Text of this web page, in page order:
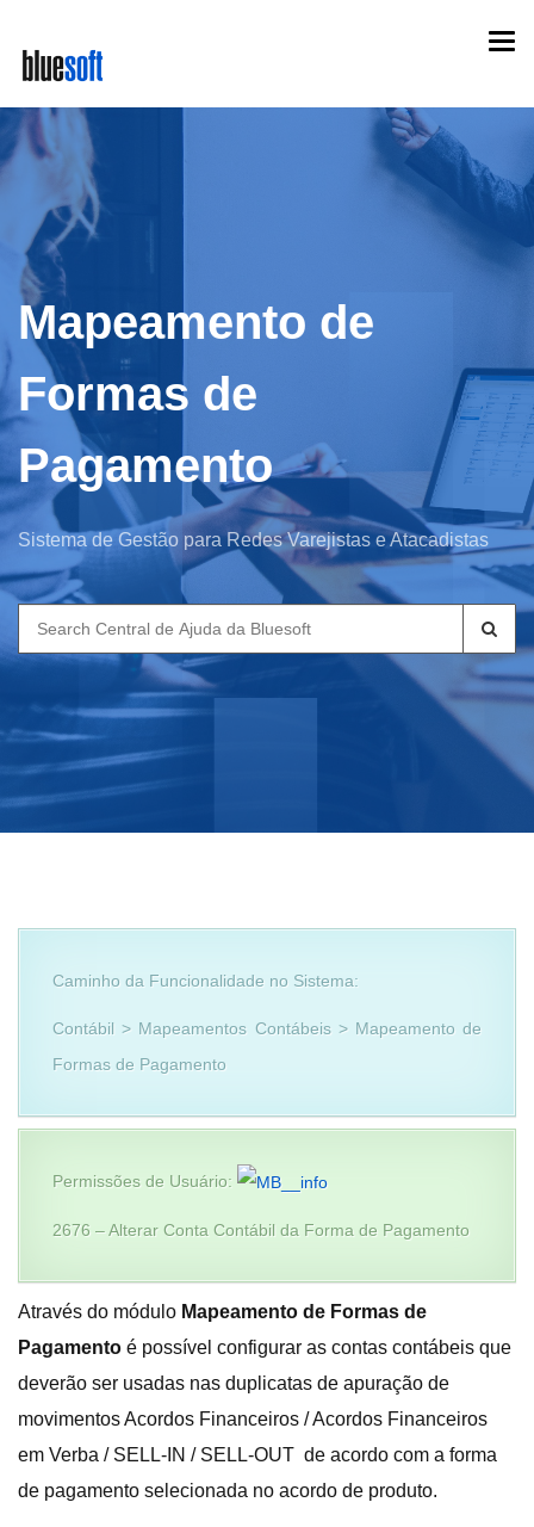
main
content
Mapeamento de
Formas de
Pagamento
Sistema de Gestão para Redes Varejistas e Atacadistas
Search
for:
Caminho da Funcionalidade no Sistema:
Contábil > Mapeamentos Contábeis > Mapeamento de
Formas de Pagamento
Permissões de Usuário:
2676 – Alterar Conta Contábil da Forma de Pagamento
Através do módulo Mapeamento de Formas de
Pagamento é possível configurar as contas contábeis que
deverão ser usadas nas duplicatas de apuração de
movimentos Acordos Financeiros / Acordos Financeiros
em Verba / SELL-IN / SELL-OUT de acordo com a forma
de pagamento selecionada no acordo de produto.